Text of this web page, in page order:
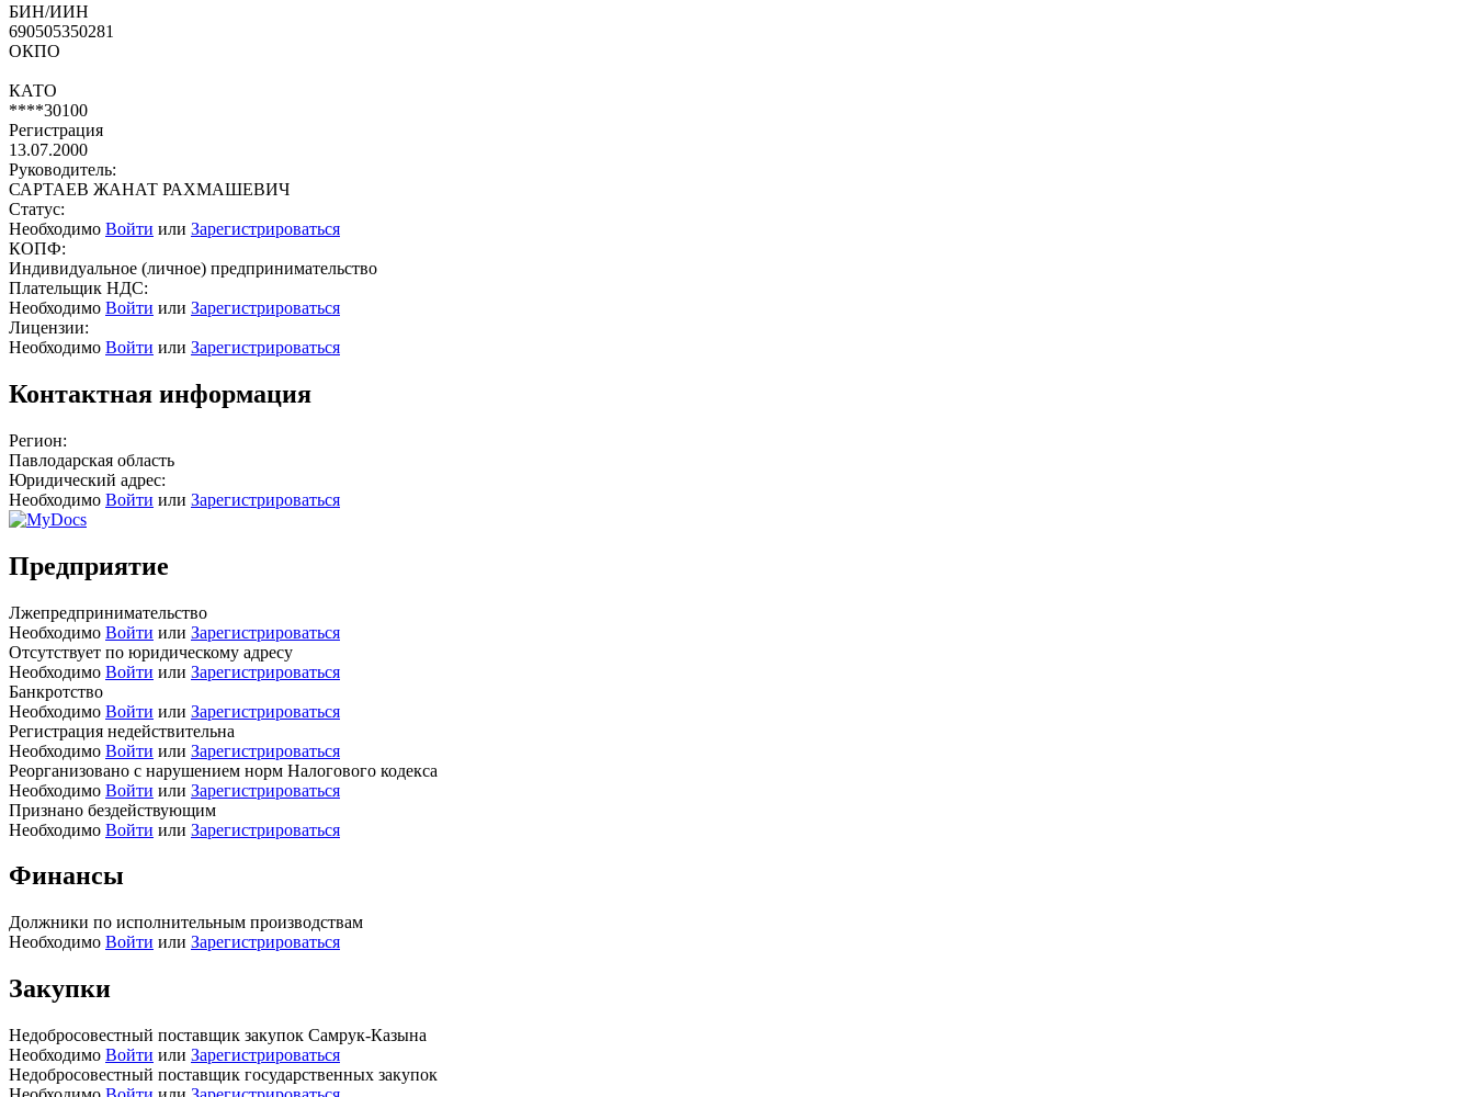
БИН/ИИН
690505350281
ОКПО
КАТО
****30100
Регистрация
13.07.2000
Руководитель:
САРТАЕВ ЖАНАТ РАХМАШЕВИЧ
Статус:
Необходимо Войти или Зарегистрироваться
КОПФ:
Индивидуальное (личное) предпринимательство
Плательщик НДС:
Необходимо Войти или Зарегистрироваться
Лицензии:
Необходимо Войти или Зарегистрироваться
Контактная информация
Регион:
Павлодарская область
Юридический адрес:
Необходимо Войти или Зарегистрироваться
Предприятие
Лжепредпринимательство
Необходимо Войти или Зарегистрироваться
Отсутствует по юридическому адресу
Необходимо Войти или Зарегистрироваться
Банкротство
Необходимо Войти или Зарегистрироваться
Регистрация недействительна
Необходимо Войти или Зарегистрироваться
Реорганизовано с нарушением норм Налогового кодекса
Необходимо Войти или Зарегистрироваться
Признано бездействующим
Необходимо Войти или Зарегистрироваться
Финансы
Должники по исполнительным производствам
Необходимо Войти или Зарегистрироваться
Закупки
Недобросовестный поставщик закупок Самрук-Казына
Необходимо Войти или Зарегистрироваться
Недобросовестный поставщик государственных закупок